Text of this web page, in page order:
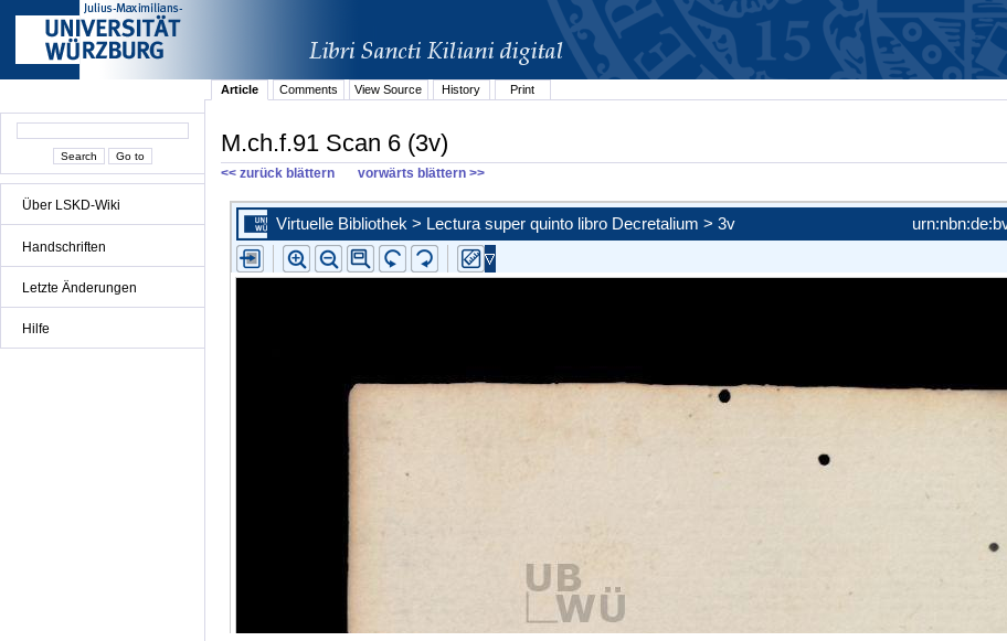
Über LSKD-Wiki
Handschriften
Letzte Änderungen
Hilfe
Article
Comments View Source History Print
M.ch.f.91 Scan 6 (3v)
<< zurück blättern vorwärts blättern >>